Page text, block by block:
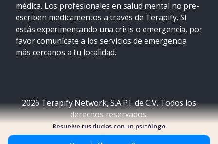
Resuelve tus dudas con un psicólogo
médica. Los profesionales en salud mental no pre-
escriben medicamentos a través de Terapify. Si
estás experimentando una crisis o emergencia, por
favor comunícate a los servicios de emergencia
más cercanos a tu localidad.
2026Terapify Network, S.A.P.I. de C.V. Todos los
derechos reservados.